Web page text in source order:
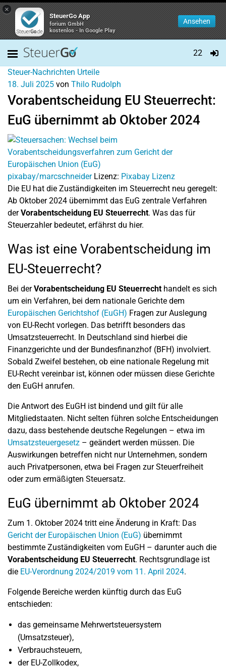
×
SteuerGo App
forium GmbH
kostenlos - In Google Play
Ansehen
22
Steuer-Nachrichten Urteile
18. Juli 2025 von Thilo Rudolph
Vorabentscheidung EU Steuerrecht:
EuG übernimmt ab Oktober 2024
pixabay/marcschneiderLizenz: Pixabay Lizenz
Die EU hat die Zuständigkeiten im Steuerrecht neu geregelt:
Ab Oktober 2024 übernimmt das EuG zentrale Verfahren
derVorabentscheidung EU Steuerrecht. Was das für
Steuerzahler bedeutet, erfährst du hier.
Was ist eine Vorabentscheidung im
EU-Steuerrecht?
Bei derVorabentscheidung EU Steuerrechthandelt es sich
um ein Verfahren, bei dem nationale Gerichte dem
Europäischen Gerichtshof (EuGH) Fragen zur Auslegung
von EU-Recht vorlegen. Das betrifft besonders das
Umsatzsteuerrecht. In Deutschland sind hierbei die
Finanzgerichte und der Bundesfinanzhof (BFH) involviert.
Sobald Zweifel bestehen, ob eine nationale Regelung mit
EU-Recht vereinbar ist, können oder müssen diese Gerichte
den EuGH anrufen.
Die Antwort des EuGH ist bindend und gilt für alle
Mitgliedstaaten. Nicht selten führen solche Entscheidungen
dazu, dass bestehende deutsche Regelungen – etwa im
Umsatzsteuergesetz – geändert werden müssen. Die
Auswirkungen betreffen nicht nur Unternehmen, sondern
auch Privatpersonen, etwa bei Fragen zur Steuerfreiheit
oder zum ermäßigten Steuersatz.
EuG übernimmt ab Oktober 2024
Zum 1. Oktober 2024 tritt eine Änderung in Kraft: Das
Gericht der Europäischen Union (EuG) übernimmt
bestimmte Zuständigkeiten vom EuGH – darunter auch die
Vorabentscheidung EU Steuerrecht. Rechtsgrundlage ist
die EU-Verordnung 2024/2019 vom 11. April 2024.
Folgende Bereiche werden künftig durch das EuG
entschieden:
das gemeinsame Mehrwertsteuersystem
(Umsatzsteuer),
Verbrauchsteuern,
der EU-Zollkodex,